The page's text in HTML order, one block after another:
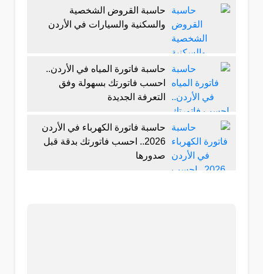
حاسبة القروض الشخصية
والسكنية والسيارات في الأردن
حاسبة فاتورة المياه في الأردن..
احسب فاتورتك بسهولة وفق
التعرفة الجديدة
حاسبة فاتورة الكهرباء في الأردن
2026.. احسب فاتورتك بدقة قبل
صدورها